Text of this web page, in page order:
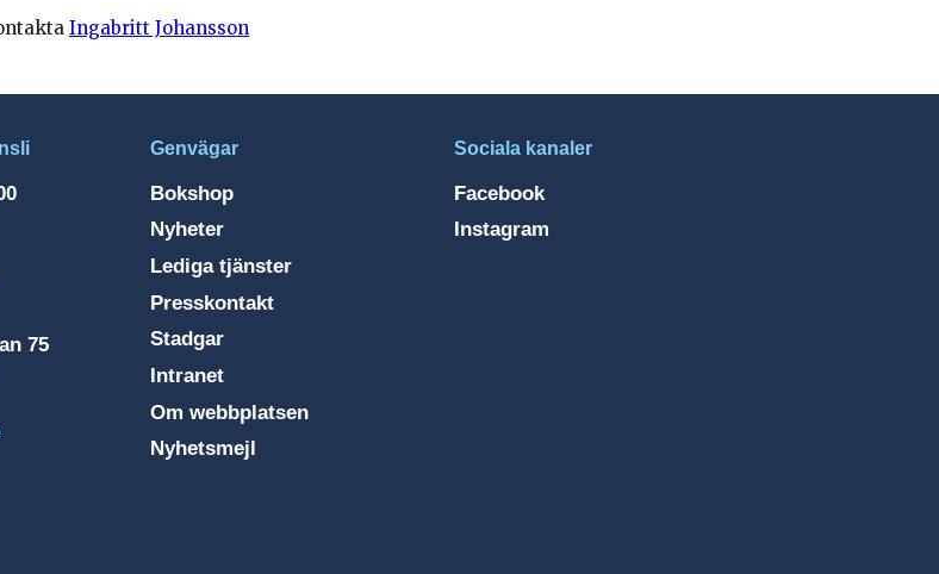
Ingabritt Johansson
75
Genvägar
Bokshop
Nyheter
Lediga tjänster
Presskontakt
Stadgar
Intranet
Om webbplatsen
Nyhetsmejl
Sociala kanaler
Facebook
Instagram